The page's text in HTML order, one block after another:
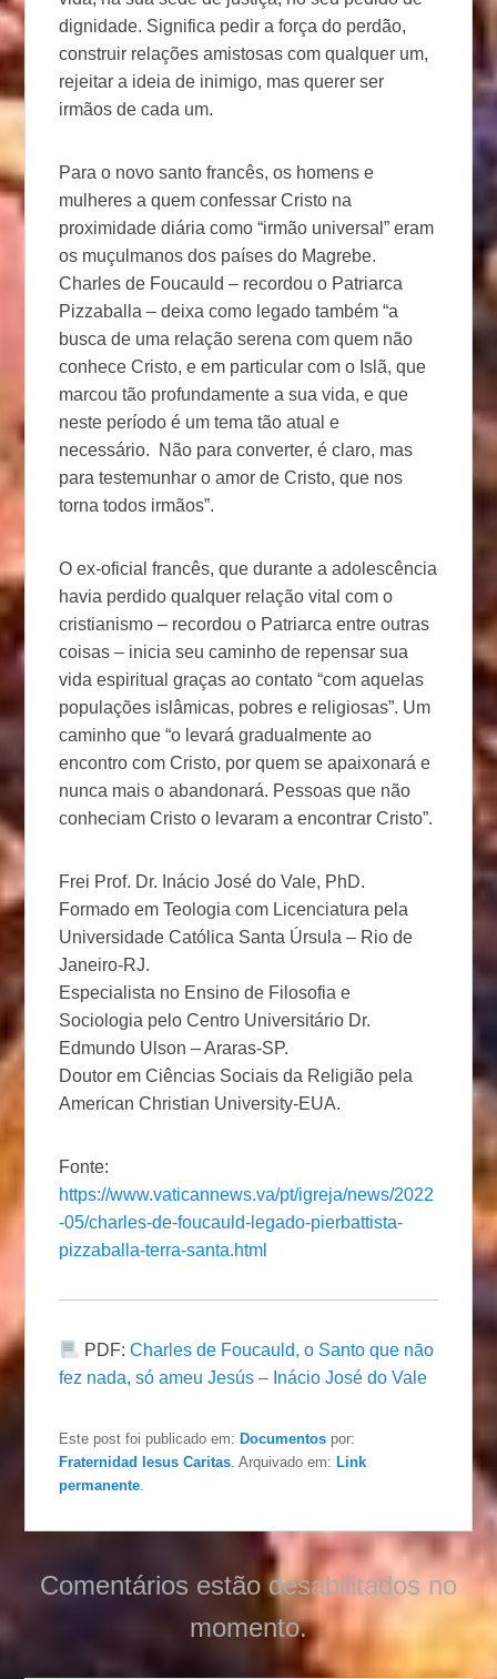
dignidade. Significa pedir a força do perdão,
construir relações amistosas com qualquer um,
rejeitar a ideia de inimigo, mas querer ser
irmãos de cada um.
Para o novo santo francês, os homens e
mulheres a quem confessar Cristo na
proximidade diária como “irmão universal” eram
os muçulmanos dos países do Magrebe.
Charles de Foucauld – recordou o Patriarca
Pizzaballa – deixa como legado também “a
busca de uma relação serena com quem não
conhece Cristo, e em particular com o Islã, que
marcou tão profundamente a sua vida, e que
neste período é um tema tão atual e
necessário. Não para converter, é claro, mas
para testemunhar o amor de Cristo, que nos
torna todos irmãos”.
O ex-oficial francês, que durante a adolescência
havia perdido qualquer relação vital com o
cristianismo – recordou o Patriarca entre outras
coisas – inicia seu caminho de repensar sua
vida espiritual graças ao contato “com aquelas
populações islâmicas, pobres e religiosas”. Um
caminho que “o levará gradualmente ao
encontro com Cristo, por quem se apaixonará e
nunca mais o abandonará. Pessoas que não
conheciam Cristo o levaram a encontrar Cristo”.
Frei Prof. Dr. Inácio José do Vale, PhD.
Formado em Teologia com Licenciatura pela
Universidade Católica Santa Úrsula – Rio de
Janeiro-RJ.
Especialista no Ensino de Filosofia e
Sociologia pelo Centro Universitário Dr.
Edmundo Ulson – Araras-SP.
Doutor em Ciências Sociais da Religião pela
American Christian University-EUA.
Fonte:
https://www.vaticannews.va/pt/igreja/news/2022
-05/charles-de-foucauld-legado-pierbattista-
pizzaballa-terra-santa.html
PDF: Charles de Foucauld, o Santo que nāo
fez nada, só ameu Jesús – Inácio José do Vale
Este post foi publicado em: Documentos por:
Fraternidad Iesus Caritas. Arquivado em: Link
permanente.
Comentários estão desabilitados no
momento.